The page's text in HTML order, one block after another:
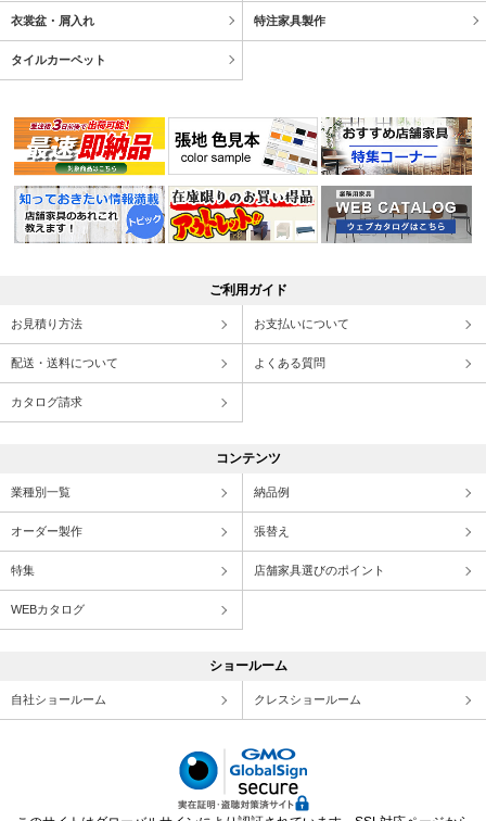
衣裳盆・屑入れ 特注家具製作
タイルカーペット
ご利用ガイド
お見積り方法 お支払いについて
配送・送料について よくある質問
カタログ請求
コンテンツ
業種別一覧 納品例
オーダー製作 張替え
特集 店舗家具選びのポイント
WEBカタログ
ショールーム
自社ショールーム クレスショールーム